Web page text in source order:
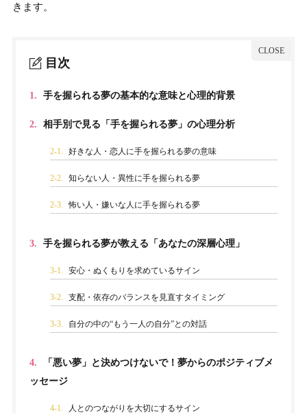
きます。
目次
1. 手を握られる夢の基本的な意味と心理的背景
2. 相手別で見る「手を握られる夢」の心理分析
2-1. 好きな人・恋人に手を握られる夢の意味
2-2. 知らない人・異性に手を握られる夢
2-3. 怖い人・嫌いな人に手を握られる夢
3. 手を握られる夢が教える「あなたの深層心理」
3-1. 安心・ぬくもりを求めているサイン
3-2. 支配・依存のバランスを見直すタイミング
3-3. 自分の中の“もう一人の自分”との対話
4.
「悪い夢」と決めつけないで！夢からのポジティブメ
ッセージ
4-1. 人とのつながりを大切にするサイン